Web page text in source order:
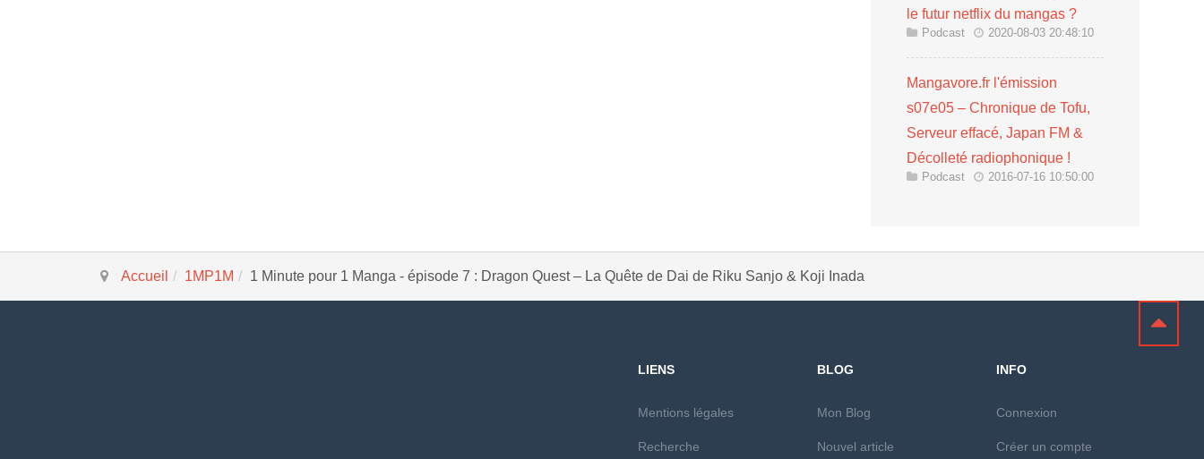
le futur netflix du mangas ?
Podcast 2020-08-03 20:48:10
Mangavore.fr l'émission
s07e05 – Chronique de Tofu,
Serveur effacé, Japan FM &
Décolleté radiophonique !
Podcast 2016-07-16 10:50:00
Accueil 1MP1M 1 Minute pour 1 Manga - épisode 7 : Dragon Quest – La Quête de Dai de Riku Sanjo & Koji Inada
LIENS
Mentions légales
Recherche
BLOG
Mon Blog
Nouvel article
INFO
Connexion
Créer un compte